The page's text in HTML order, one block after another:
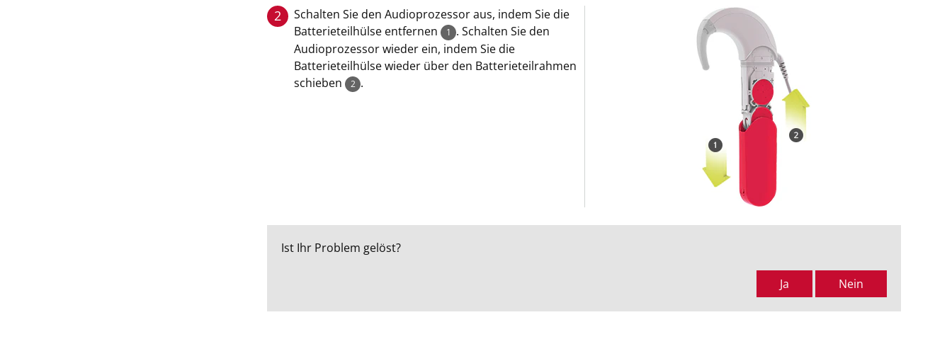
2
Schalten Sie den Audioprozessor aus, indem Sie die
Batterieteilhülse entfernen 1 . Schalten Sie den
Audioprozessor wieder ein, indem Sie die
Batterieteilhülse wieder über den Batterieteilrahmen
schieben 2 .
Ist Ihr Problem gelöst?
Ja Nein